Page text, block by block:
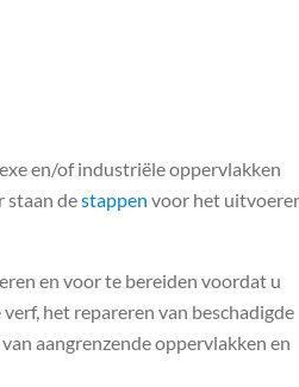
en/of industriële oppervlakken
staan destappen voor het
en voor te bereiden voordat u
het repareren van beschadigde
aangrenzende oppervlakken en